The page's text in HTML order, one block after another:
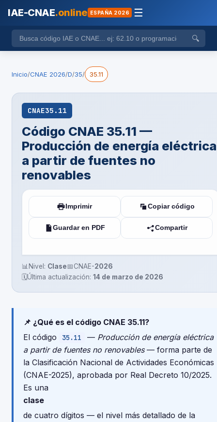
IAE-CNAE.online ESPAÑA 2026 ☰
🔍
Inicio/CNAE 2026/D/35/ 35.11
CNAE35.11
Código CNAE 35.11 —
Producción de energía eléctrica
a partir de fuentes no
renovables
Imprimir Copiar código
Guardar en PDF Compartir
📊Nivel: Clase📅CNAE-2026
🗓️Última actualización: 14 de marzo de 2026
📌 ¿Qué es el código CNAE 35.11?
El código
35.11 — Producción de energía eléctrica
a partir de fuentes no renovables— forma parte de
la Clasificación Nacional de Actividades Económicas
(CNAE-2025), aprobada por Real Decreto 10/2025.
Es una
clase
de cuatro dígitos — el nivel más detallado de la